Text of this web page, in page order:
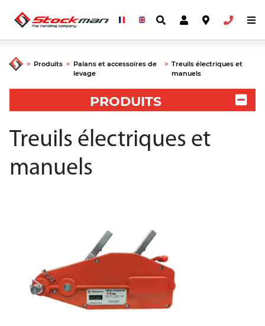
> Produits > Palans et accessoires de
levage
> Treuils électriques et
manuels
PRODUITS
Treuils électriques et
manuels